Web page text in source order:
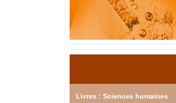
Livres : Sciences humaines